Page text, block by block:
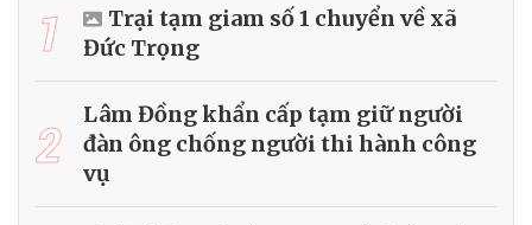
1
Trại tạm giam số 1 chuyển về xã
Đức Trọng
2
Lâm Đồng khẩn cấp tạm giữ người
đàn ông chống người thi hành công
vụ